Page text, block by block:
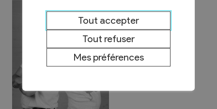
Tout accepter
Tout refuser
Mes préférences